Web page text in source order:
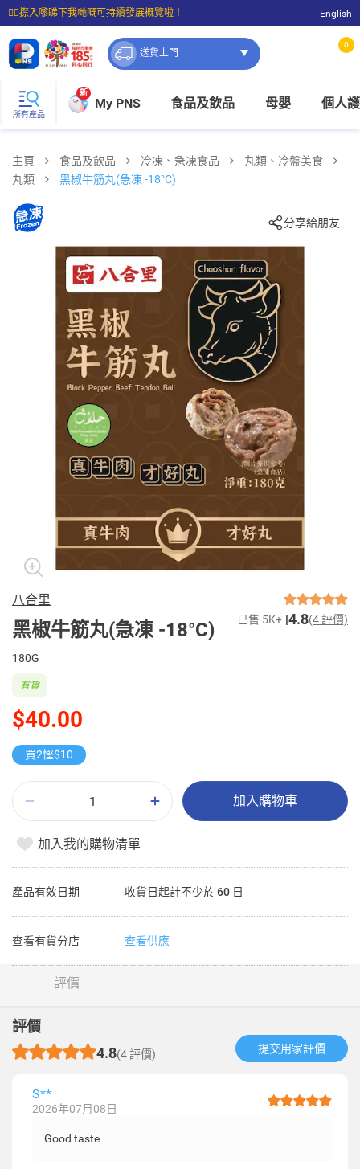
☝🏼㩒入嚟睇下我哋嘅可持續發展概覽啦！
⭐購物滿$399即享免費送貨；滿$100即可免費店取。
English
送貨上門
0
所有產品
新
My PNS 食品及飲品 母嬰 個人
主頁 食品及飲品 冷凍、急凍食品
丸類、冷盤美食
丸類
黑椒牛筋丸(急凍 -18°C)
分享給朋友
八合里
黑椒牛筋丸(急凍 -18°C) 已售 5K+ 4.8(4 評價)
180G
$40.00
有貨
買2慳$10
加入購物車
加入我的購物清單
產品有效日期 收貨日起計不少於 60 日
查看有貨分店 查看供應
評價
評價
4.8(4 評價) 提交用家評價​
S**
2026年07月08日
Good taste